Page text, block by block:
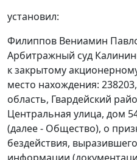
установил:
Филиппов Вениамин
Арбитражный суд
к закрытому
место нахождения:
область, Гвардейский
Центральная улица, дом
(далее - Общество), о
бездействия,